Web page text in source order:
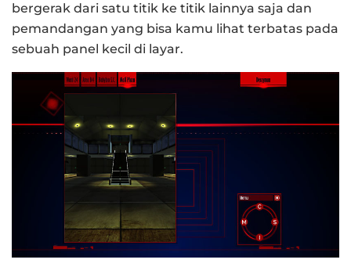
bergerak dari satu titik ke titik lainnya saja dan
pemandangan yang bisa kamu lihat terbatas pada
sebuah panel kecil di layar.